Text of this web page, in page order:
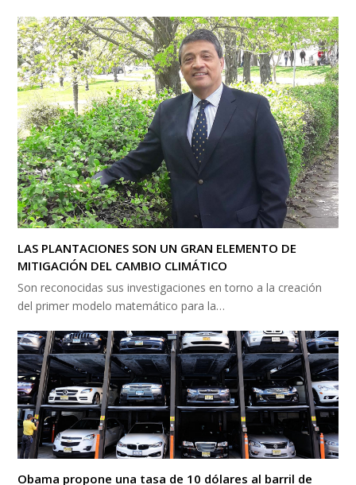
LAS PLANTACIONES SON UN GRAN ELEMENTO DE
MITIGACIÓN DEL CAMBIO CLIMÁTICO
Son reconocidas sus investigaciones en torno a la creación
del primer modelo matemático para la…
Obama propone una tasa de 10 dólares al barril de